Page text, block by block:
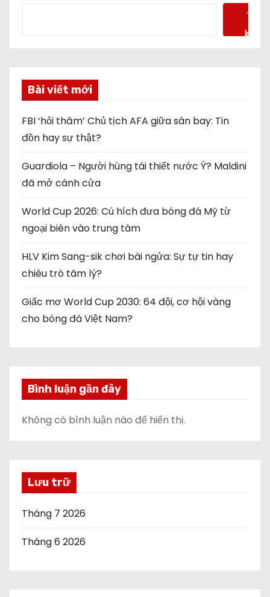
Tìm
kiếm
Bài viết mới
FBI ‘hỏi thăm’ Chủ tịch AFA giữa sân bay: Tin
đồn hay sự thật?
Guardiola – Người hùng tái thiết nước Ý? Maldini
đã mở cánh cửa
World Cup 2026: Cú hích đưa bóng đá Mỹ từ
ngoại biên vào trung tâm
HLV Kim Sang-sik chơi bài ngửa: Sự tự tin hay
chiêu trò tâm lý?
Giấc mơ World Cup 2030: 64 đội, cơ hội vàng
cho bóng đá Việt Nam?
Bình luận gần đây
Không có bình luận nào để hiển thị.
Lưu trữ
Tháng 7 2026
Tháng 6 2026